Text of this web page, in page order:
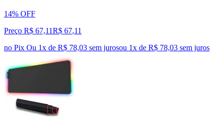
14% OFF
Preço R$ 67,11R$ 67,11
no Pix Ou 1x de R$ 78,03 sem jurosou 1x de R$ 78,03 sem juros